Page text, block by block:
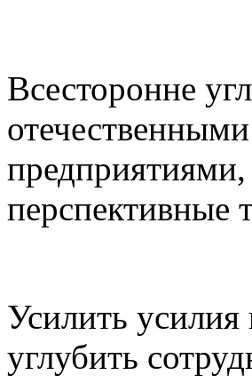
Всесторонне
предприятиями,
перспективные
Усилить
углубить